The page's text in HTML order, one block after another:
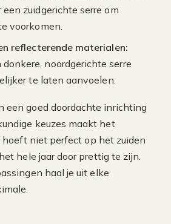
zuidgerichte serre om
voorkomen.
reflecterende materialen:
noordgerichte serre
te laten aanvoelen.
een goed doordachte inrichting
keuzes maakt het
hoeft niet perfect op het zuiden
hele jaar door prettig te zijn.
haal je uit elke